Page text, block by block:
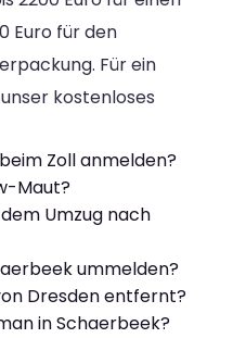
Euro für den
Für ein
kostenloses
Zoll anmelden?
Maut?
Umzug nach
ummelden?
Dresden entfernt?
in Schaerbeek?